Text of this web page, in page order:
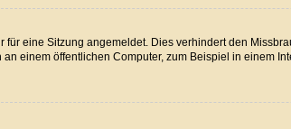
eine Sitzung angemeldet. Dies verhindert den
einem öffentlichen Computer, zum Beispiel in einem